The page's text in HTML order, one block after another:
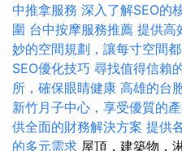
中推拿服務 深入了解SEO的
圍 台中按摩服務推薦 提供高
妙的空間規劃，讓每寸空間
SEO優化技巧 尋找值得信賴
所，確保眼睛健康 高雄的台
新竹月子中心，享受優質的
供全面的財務解決方案 提供
的多元需求 屋頂，建築物，